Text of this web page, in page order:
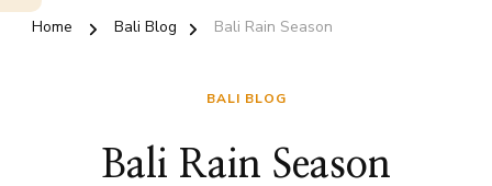
Home Bali Blog Bali Rain Season
BALI BLOG
Bali Rain Season